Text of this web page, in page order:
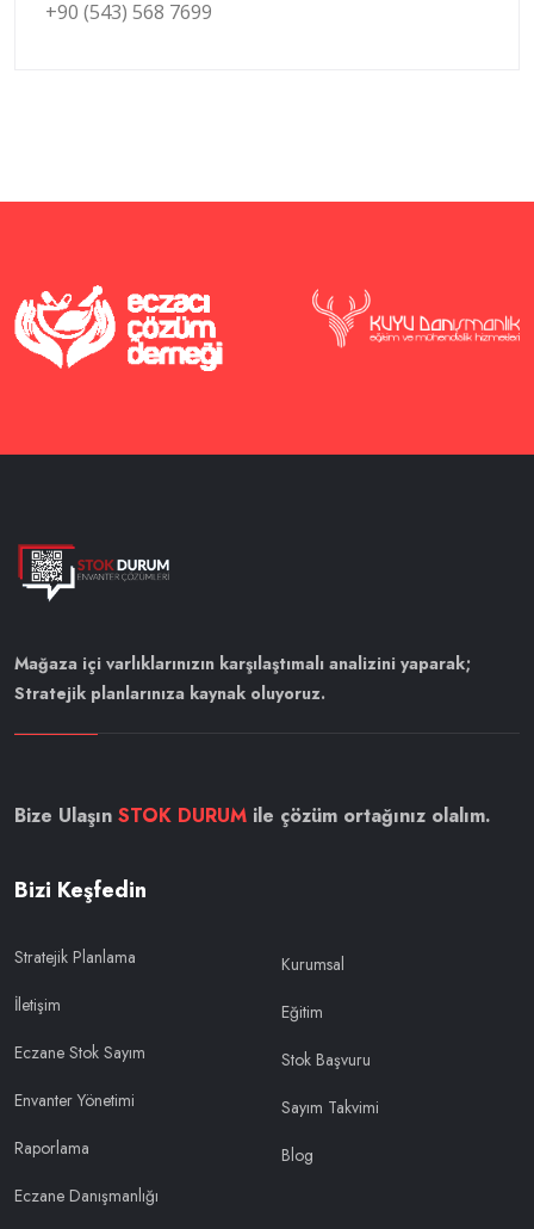
+90 (543) 568 7699
Mağaza içi varlıklarınızın karşılaştımalı analizini yaparak;
Stratejik planlarınıza kaynak oluyoruz.
Bize Ulaşın STOK DURUM ile çözüm ortağınız olalım.
Bizi Keşfedin
Stratejik Planlama
İletişim
Eczane Stok Sayım
Envanter Yönetimi
Raporlama
Eczane Danışmanlığı
Kurumsal
Eğitim
Stok Başvuru
Sayım Takvimi
Blog